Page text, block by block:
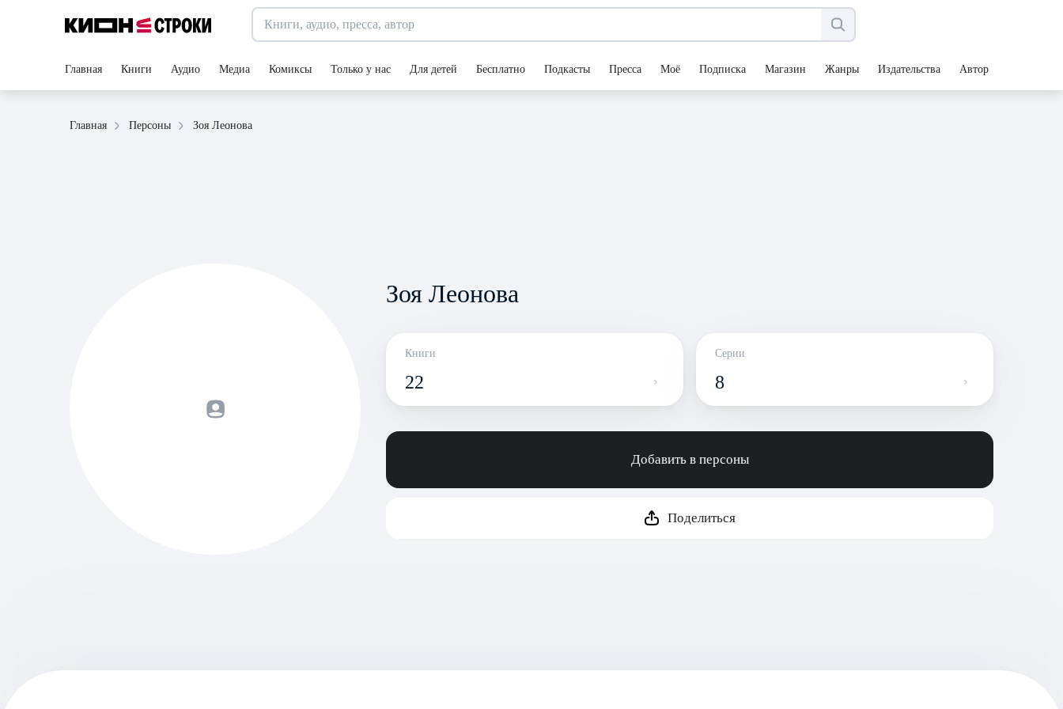
Главная Книги Аудио Медиа Комиксы Только у нас Для детей Бесплатно Подкасты Пресса Моё Подписка Магазин Жанры Издательства Авторы
Главная Персоны Зоя Леонова
Зоя Леонова
Книги
22
Серии
8
Добавить в персоны
Поделиться